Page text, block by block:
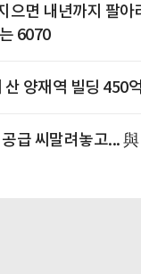
으면 내년까지 팔
6070
양재역 빌딩 450
급 씨말려놓고...